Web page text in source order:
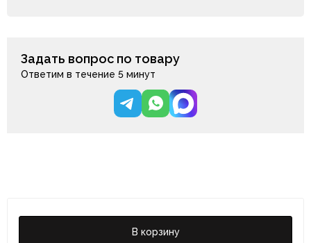
В корзину
Кресла от Dizainazona станут настоящим украшением вашего
интерьера, придадут ему стиль и элегантность. Благодаря
широкому выбору моделей и различным вариантам обивки,
вы сможете подобрать идеальное кресло под свой вкус.
Кроме того, Dizainazona имеет шоурумы в Петербурге и
Москве, где вы сможете ознакомиться с ассортиментом и
Задать вопрос по товару
Ответим в течение 5 минут